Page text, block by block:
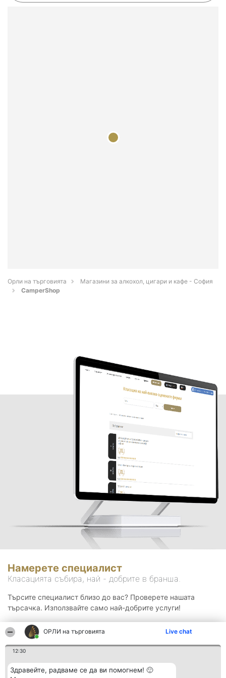
ОРЛИ на търговията Live chat
12:30
Здравейте, радваме се да ви помогнем! 🙂
Орли на търговията
Магазини за алкохол, цигари и кафе - София
CamperShop
Намерете специалист
Класацията събира, най - добрите в бранша.
Търсите специалист близо до вас? Проверете нашата
търсачка. Използвайте само най-добрите услуги!